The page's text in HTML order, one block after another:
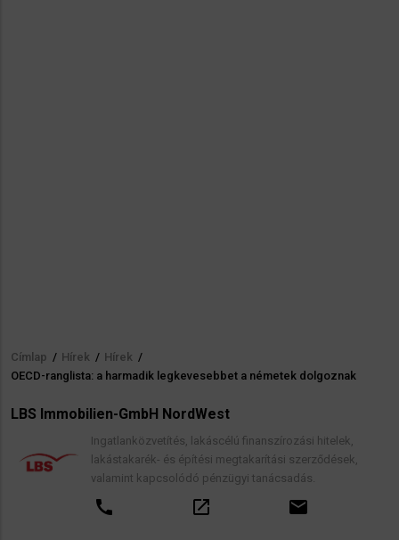
Morzsa
Címlap / Hírek / Hírek /
OECD-ranglista: a harmadik legkevesebbet a németek dolgoznak
LBS Immobilien-GmbH NordWest
Ingatlanközvetítés, lakáscélú finanszírozási hitelek,
lakástakarék- és építési megtakarítási szerződések,
valamint kapcsolódó pénzügyi tanácsadás.
call open_in_new email